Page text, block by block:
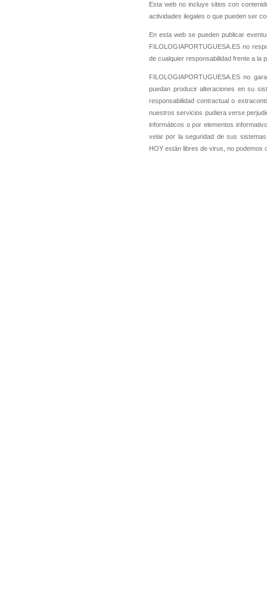
Esta web no incluye sitios con
actividades ilegales o que pueden ser
En esta web se pueden publicar
FILOLOGIAPORTUGUESA.ES no
de cualquier responsabilidad frente a la
FILOLOGIAPORTUGUESA.ES no
puedan producir alteraciones en su
responsabilidad contractual o
nuestros servicios pudiera verse
informáticos o por elementos
velar por la seguridad de sus
HOY están libres de virus, no podemos